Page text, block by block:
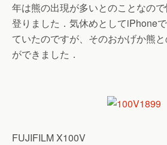
年は熊の出現が多いとのことなの
登りました．気休めとしてiPhone
ていたのですが、そのおかげか熊
ができました．
FUJIFILM X100V